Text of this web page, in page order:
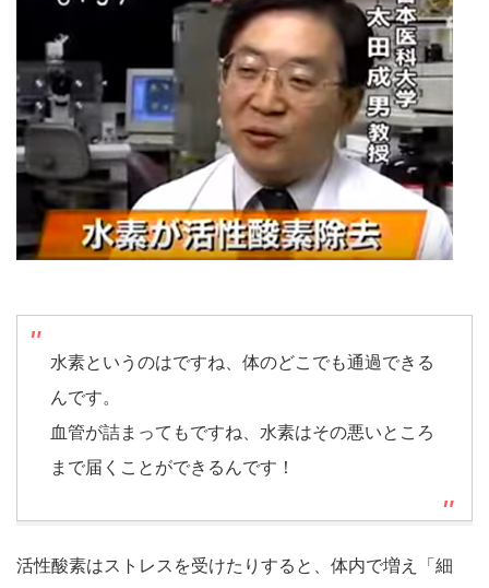
水素というのはですね、体のどこでも通過できる
んです。
血管が詰まってもですね、水素はその悪いところ
まで届くことができるんです！
活性酸素はストレスを受けたりすると、体内で増え「細